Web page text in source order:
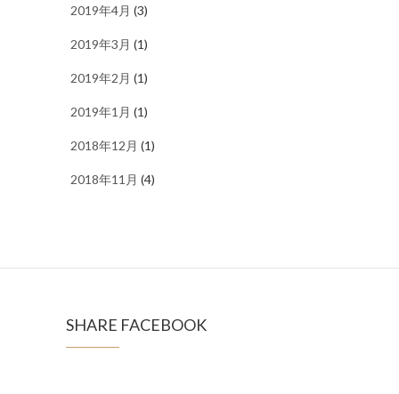
2019年4月 (3)
2019年3月 (1)
2019年2月 (1)
2019年1月 (1)
2018年12月 (1)
2018年11月 (4)
SHARE FACEBOOK